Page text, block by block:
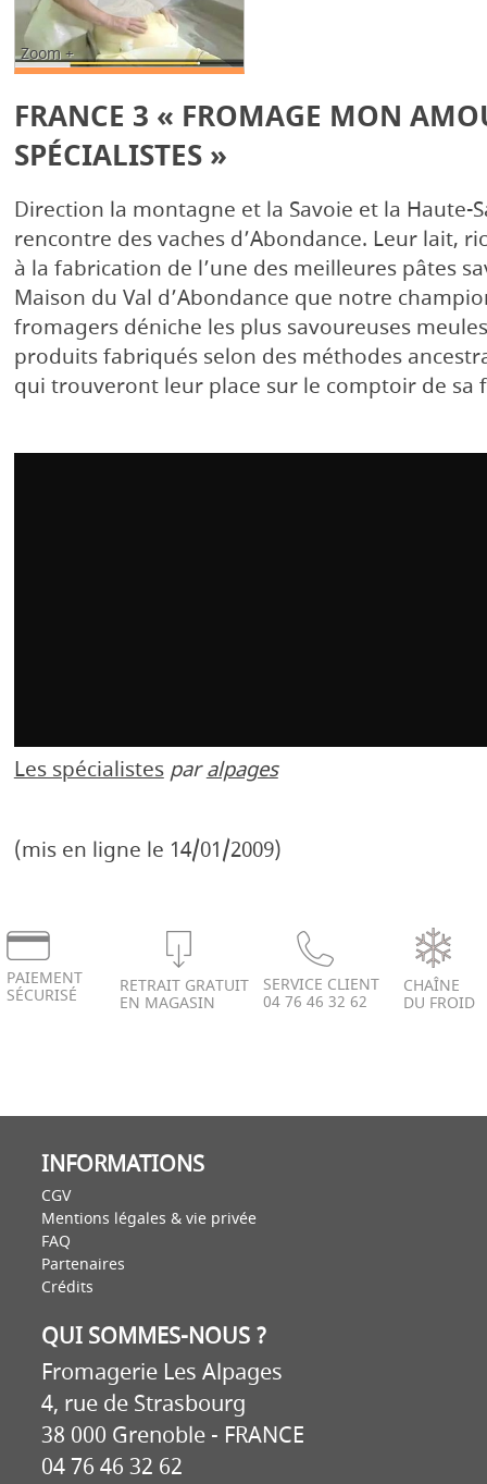
Zoom +
FRANCE 3 « FROMAGE MON
SPÉCIALISTES »
Direction la montagne et la Savoie et la Haute-
rencontre des vaches d’Abondance. Leur lait,
à la fabrication de l’une des meilleures pâtes
Maison du Val d’Abondance que notre
fromagers déniche les plus savoureuses
produits fabriqués selon des méthodes
qui trouveront leur place sur le comptoir de sa
Les spécialistes paralpages
(mis en ligne le 14/01/2009)
PAIEMENT
SÉCURISÉ RETRAIT GRATUIT
EN MAGASIN
SERVICE CLIENT
04 76 46 32 62
CHAÎNE
DU FROID
INFORMATIONS
CGV
Mentions légales & vie privée
FAQ
Partenaires
Crédits
QUI SOMMES-NOUS ?
Fromagerie Les Alpages
4, rue de Strasbourg
38 000 Grenoble - FRANCE
04 76 46 32 62